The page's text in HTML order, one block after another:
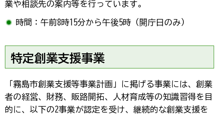
業や相談先の案内等を行っています。
時間：午前8時15分から午後5時（開庁日のみ）
特定創業支援事業
「霧島市創業支援等事業計画」に掲げる事業には、創業
者の経営、財務、販路開拓、人材育成等の知識習得を目
的に、以下の2事業が認定を受け、継続的な創業支援を